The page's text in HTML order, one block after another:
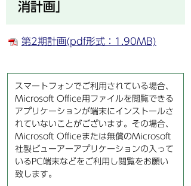
消計画」
第2期計画(pdf形式：1.90MB)
スマートフォンでご利用されている場合、
Microsoft Office用ファイルを閲覧できる
アプリケーションが端末にインストールさ
れていないことがございます。その場合、
Microsoft Officeまたは無償のMicrosoft
社製ビューアーアプリケーションの入って
いるPC端末などをご利用し閲覧をお願い
致します。